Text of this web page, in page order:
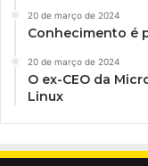
20 de março de 2024
Conhecimento é
20 de março de 2024
O ex-CEO da
Linux